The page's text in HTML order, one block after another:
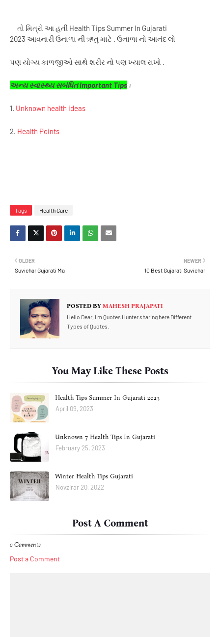
તો મિત્રો આ હતી Health TipsSummer In Gujarati
2023 આવનારી ઉનાળા ની ઋતુ માટે . ઉનાળા નો આનંદ લો
પણ યોગ્ય કાળજીઓ સાથે શરીર નો પણ ખ્યાલ રાખો .
અન્ય સ્વાસ્થ્ય સબંધિત Important Tips :
1. Unknown health ideas
2. Health Points
Tags Health Care
NEWER
10 Best Gujarati Suvichar
OLDER
Suvichar Gujarati Ma
POSTED BY MAHESH PRAJAPATI
Hello Dear, I m Quotes Hunter sharing here Different
Types of Quotes.
You May Like These Posts
Health Tips Summer In Gujarati 2023
April 09, 2023
Unknown 7 Health Tips In Gujarati
February 25, 2023
Winter Health Tips Gujarati
Novzirar 20, 2022
Post A Comment
0 Comments
Post a Comment